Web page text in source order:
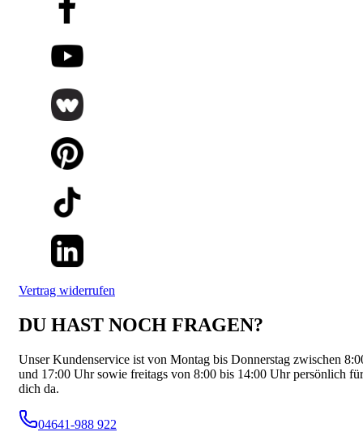
Vertrag widerrufen
DU HAST NOCH FRAGEN?
Unser Kundenservice ist von Montag bis Donnerstag zwischen
und 17:00 Uhr sowie freitags von 8:00 bis 14:00 Uhr persönlich für
dich da.
04641-988 922